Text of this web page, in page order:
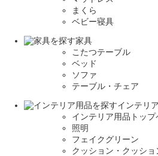
まくら
ベビー寝具
家具
こたつテーブル
ベッド
ソファ
テーブル・チェア
インテリ
インテリア用品トップ
照明
フェイクグリーン
クッション・クッショ